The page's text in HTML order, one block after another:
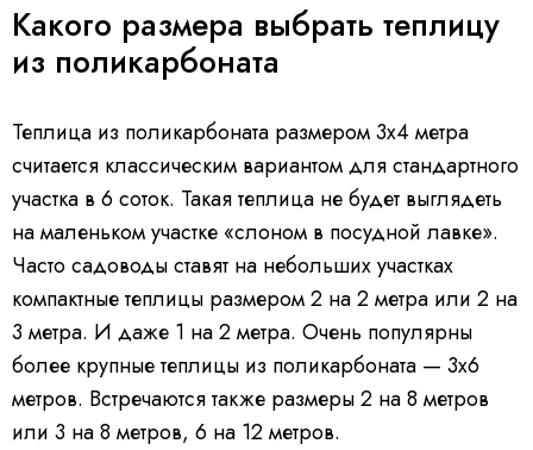
Какого размера выбрать теплицу
из поликарбоната
Теплица из поликарбоната размером 3х4 метра
считается классическим вариантом для стандартного
участка в 6 соток. Такая теплица не будет выглядеть
на маленьком участке «слоном в посудной лавке».
Часто садоводы ставят на небольших участках
компактные теплицы размером 2 на 2 метра или 2 на
3 метра. И даже 1 на 2 метра. Очень популярны
более крупные теплицы из поликарбоната — 3х6
метров. Встречаются также размеры 2 на 8 метров
или 3 на 8 метров, 6 на 12 метров.